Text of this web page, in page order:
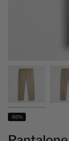
-50%